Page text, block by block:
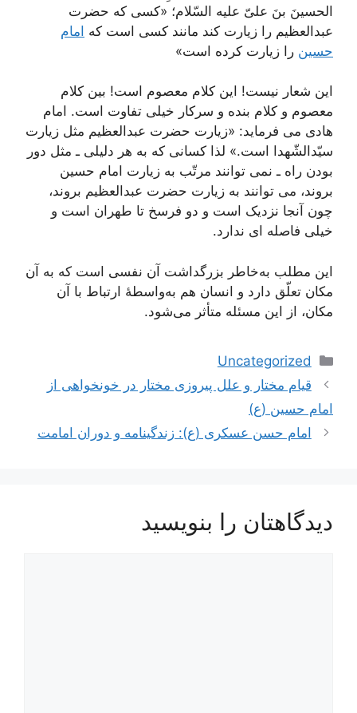
الحسینَ بنَ علیّ علیه السّلام؛ «کسی که حضرت
عبدالعظیم را زیارت کند مانند کسی است که امام
حسین را زیارت کرده است»
این شعار نیست! این کلام معصوم است! بین کلام
معصوم و کلام بنده و سرکار خیلی تفاوت است. امام
هادی می فرماید: «زیارت حضرت عبدالعظیم مثل زیارت
سیّدالشّهدا است.» لذا کسانی که به هر دلیلی ـ مثل دور
بودن راه ـ نمی توانند مرتّب به زیارت امام حسین
بروند، می توانند به زیارت حضرت عبدالعظیم بروند،
چون آنجا نزدیک است و دو فرسخ تا طهران است و
خیلی فاصله ای ندارد.
این مطلب به‌خاطر بزرگداشت آن نفسی است که به آن
مکان تعلّق دارد و انسان هم به‌واسطۀ ارتباط با آن
مکان، از این مسئله متأثر می‌شود.
دسته‌ها
Uncategorized
ناوبری
نوشته‌ها
قیام مختار و علل پیروزی مختار در خونخواهی از
امام حسین (ع)
امام حسن عسکری (ع): زندگینامه و دوران امامت
دیدگاهتان را بنویسید